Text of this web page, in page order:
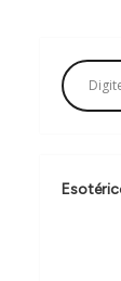
ç
ã
d